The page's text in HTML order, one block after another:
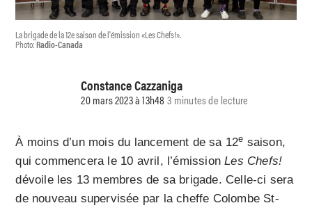
La brigade de la 12e saison de l'émission «Les Chefs!».
Photo:Radio-Canada
Constance Cazzaniga
20 mars 2023 à 13h48 3 minutes de lecture
À moins d’un mois du lancement de sa 12e saison,
qui commencera le 10 avril, l’émissionLes Chefs!
dévoile les 13 membres de sa brigade. Celle-ci sera
de nouveau supervisée par la cheffe Colombe St-